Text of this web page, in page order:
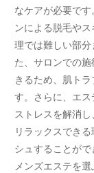
なケアが必要で
ンによる脱毛や
理では難しい部
た、サロンでの
きるため、肌ト
す。さらに、エ
ストレスを解消
リラックスでき
シュすることが
メンズエステを